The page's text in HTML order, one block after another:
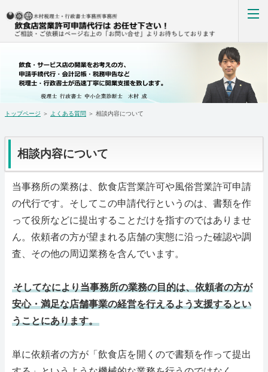
ご挨拶
業務内容
よくある質問
アクセス
お問い合わせ
RSS購読
サイトマップ
トップページ ＞ よくある質問 ＞ 相談内容について
相談内容について
当事務所の業務は、飲食店営業許可や風俗営業許可申請
の代行です。そしてこの申請代行というのは、書類を作
って役所などに提出することだけを指すのではありませ
ん。依頼者の方が望まれる店舗の実態に沿った確認や調
査、その他の周辺業務を含んでいます。
そしてなにより当事務所の業務の目的は、依頼者の方が
安心・満足な店舗事業の経営を行えるよう支援するとい
うことにあります。
単に依頼者の方が「飲食店を開くので書類を作って提出